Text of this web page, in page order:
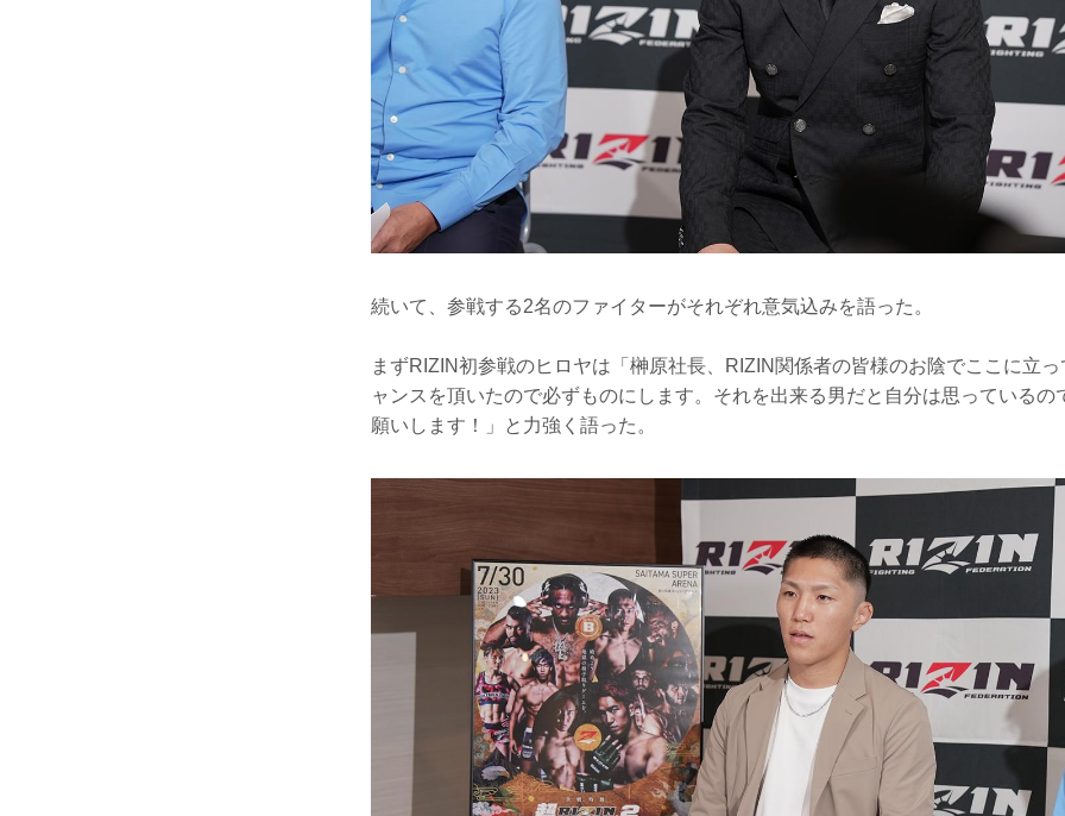
続いて、参戦する2名のファイターがそれぞれ意気込みを語った。
まずRIZIN初参戦のヒロヤは「榊原社長、RIZIN関係者の皆様のお陰でここに立
ャンスを頂いたので必ずものにします。それを出来る男だと自分は思っているの
願いします！」と力強く語った。